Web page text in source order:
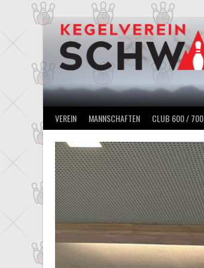
VEREIN MANNSCHAFTEN CLUB 600 / 700